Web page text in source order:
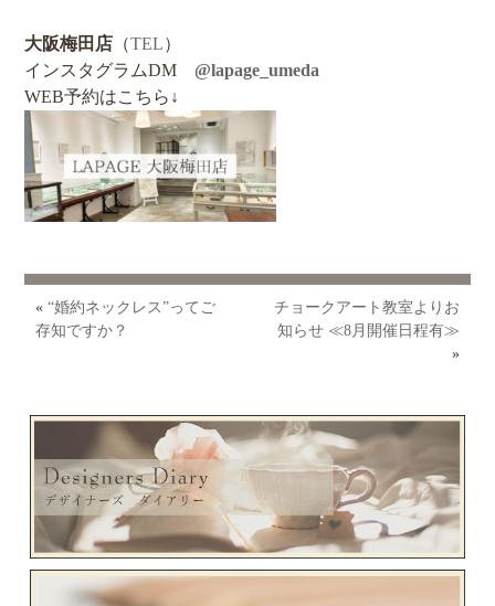
大阪梅田店 （TEL）
インスタグラムDM @lapage_umeda
WEB予約はこちら↓
«“婚約ネックレス”ってご
存知ですか？
チョークアート教室よりお
知らせ ≪8月開催日程有≫
»